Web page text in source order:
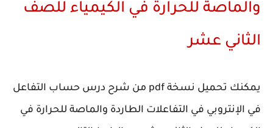
والماصة للحرارة في الكيمياء للصف
الثاني عشر
يمكنك تحميل نسخة pdf من شرح درس حساب التفاعل
في الإنتروبي في التفاعلات الطاردة والماصة للحرارة في